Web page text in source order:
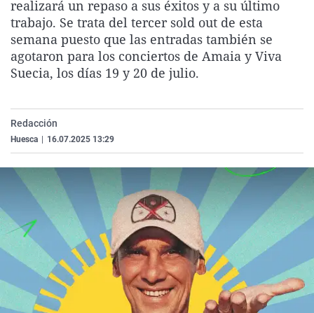
La rosa de los vientos
Gente viajera
Como el perro y el
Caso
Retornados
Equipo de
Extremadura
Galicia
La Rioja
País Vasco
Virales
Televisión
Elecciones
realizará un repaso a sus éxitos y a su último
trabajo. Se trata del tercer sold out de esta
semana puesto que las entradas también se
agotaron para los conciertos de Amaia y Viva
Suecia, los días 19 y 20 de julio.
Redacción
Huesca 16.07.2025 13:29